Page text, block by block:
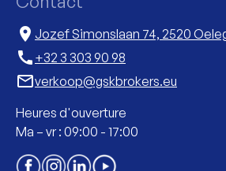
location_on Jozef Simonslaan 74, 2520
call +32 3 303 90 98
mail_outlineverkoop@gskbrokers.eu
Heures d'ouverture
Ma – vr : 09:00 - 17:00